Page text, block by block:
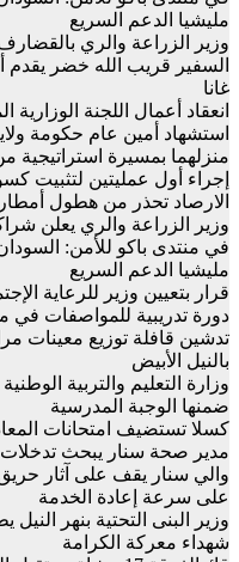
مليشيا الدعم السريع
وزير الزراعة والري
السفير قريب الله خضر يقدم
غانا
انعقاد أعمال اللجنة
استشهاد أمين عام حكومة
منزلهما بمسيرة استراتيجية
إجراء أول عمليتين لتثبيت
الارصاد تحذر من هطول
وزير الزراعة والري يعلن
في منتدى باكو للأمن:
مليشيا الدعم السريع
قرار بتعيين وزير للرعاية
دورة تدريبية للمواصفات في
تدشين قافلة توزيع معينات
بالنيل الأبيض
وزارة التعليم والتربية
ضمنها الوجبة المدرسية
كسلا تستضيف امتحانات
مدير صحة سنار يبحث تدخلات
والي سنار يقف على آثار
على سرعة إعادة الخدمة
وزير البنى التحتية بنهر
شهداء معركة الكرامة